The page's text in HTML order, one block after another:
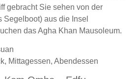
gebracht Sie sehen von der
Segelboot) aus die Insel
das Agha Khan Mausoleum.
Mittagessen, Abendessen